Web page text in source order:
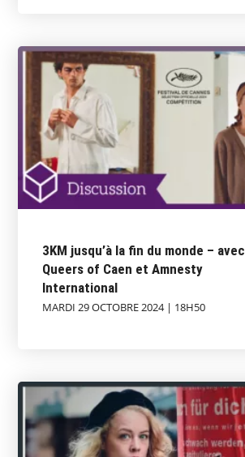
3KM jusqu’à la fin du monde – avec
Queers of Caen et Amnesty
International
MARDI 29 OCTOBRE 2024 | 18H50